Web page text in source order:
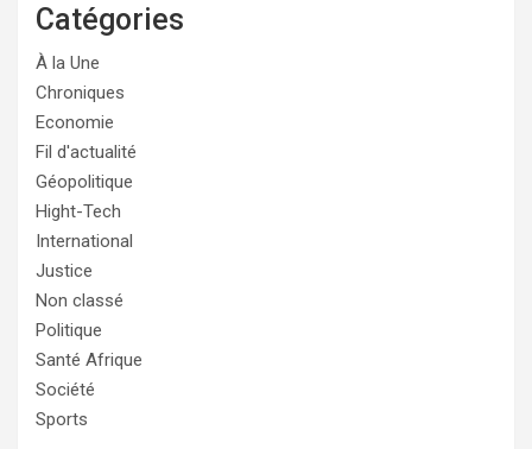
Catégories
À la Une
Chroniques
Economie
Fil d'actualité
Géopolitique
Hight-Tech
International
Justice
Non classé
Politique
Santé Afrique
Société
Sports